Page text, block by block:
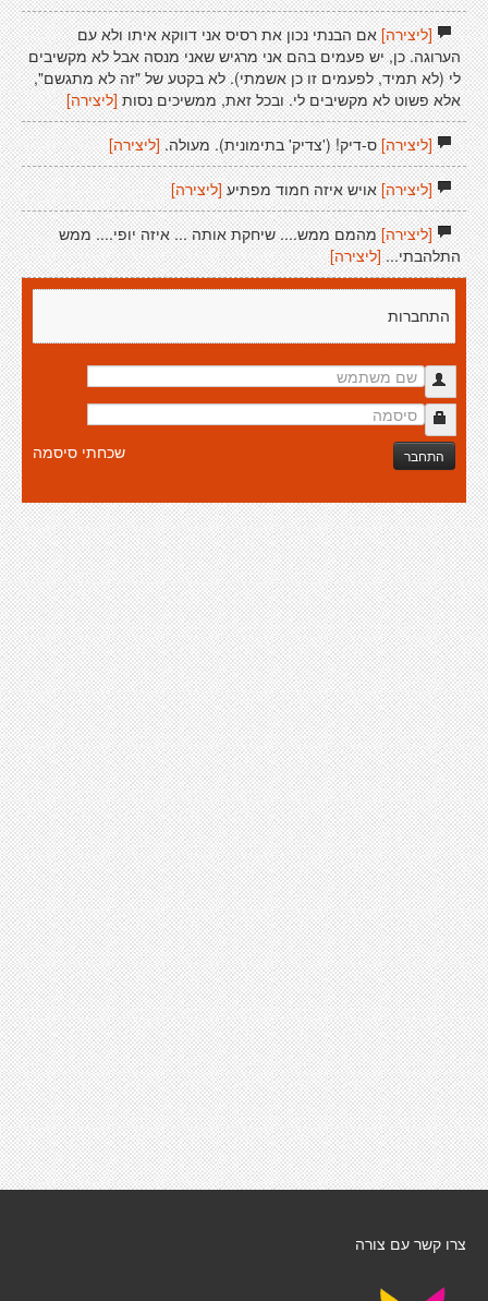
[ליצירה]אם הבנתי נכון את רסיס אני דווקא איתו ולא עם
הערוגה. כן, יש פעמים בהם אני מרגיש שאני מנסה אבל לא מקשיבים
לי (לא תמיד, לפעמים זו כן אשמתי). לא בקטע של "זה לא מתגשם",
אלא פשוט לא מקשיבים לי. ובכל זאת, ממשיכים נסות [ליצירה]
[ליצירה]ס-דיק! ('צדיק' בתימונית). מעולה. [ליצירה]
[ליצירה]אויש איזה חמוד מפתיע [ליצירה]
[ליצירה]מהמם ממש.... שיחקת אותה ... איזה יופי.... ממש
התלהבתי... [ליצירה]
התחברות
התחבר שכחתי סיסמה
צרו קשר עם צורה